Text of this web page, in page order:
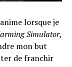
lorsque je
Simulator,
mon but
de franchir